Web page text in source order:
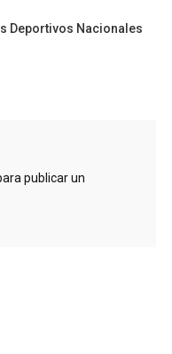
Deportivos Nacionales
publicar un